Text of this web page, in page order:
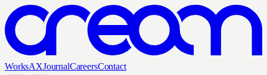
WorksAXJournalCareersContact